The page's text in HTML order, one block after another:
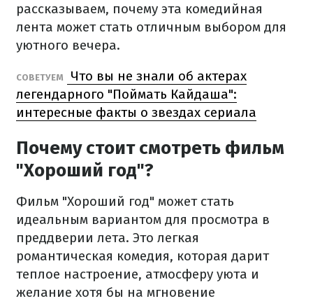
рассказываем, почему эта комедийная
лента может стать отличным выбором для
уютного вечера.
СОВЕТУЕМ
Что вы не знали об актерах
легендарного "Поймать Кайдаша":
интересные факты о звездах сериала
Почему стоит смотреть фильм
"Хороший год"?
Фильм "Хороший год" может стать
идеальным вариантом для просмотра в
преддверии лета. Это легкая
романтическая комедия, которая дарит
теплое настроение, атмосферу уюта и
желание хотя бы на мгновение